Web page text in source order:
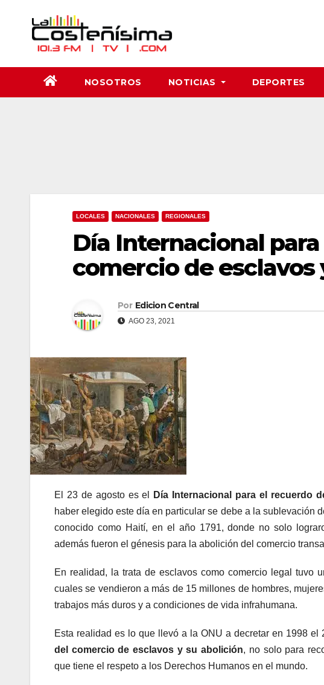
contenido
NOSOTROS NOTICIAS DEPORTES
LOCALES NACIONALES REGIONALES
Día Internacional
comercio de esclavos
Por Edicion Central
AGO 23, 2021
El 23 de agosto es el Día Internacional para el recuerdo
haber elegido este día en particular se debe a la sublevación
conocido como Haití, en el año 1791, donde no solo
además fueron el génesis para la abolición del comercio
En realidad, la trata de esclavos como comercio legal tuvo
cuales se vendieron a más de 15 millones de hombres,
trabajos más duros y a condiciones de vida infrahumana.
Esta realidad es lo que llevó a la ONU a decretar en 1998 el
del comercio de esclavos y su abolición, no solo para
que tiene el respeto a los Derechos Humanos en el mundo.